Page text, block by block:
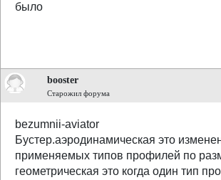
было
booster
Старожил форума
bezumnii-aviator
Бустер.аэродинамическая это
применяемых типов профилей по
геометрическая это когда один тип